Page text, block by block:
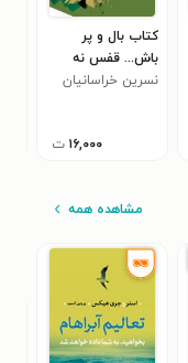
کتاب بال و پر
باش... قفس نه
نسرین خراسانیان
۱۶,۰۰۰ ت
مشاهده همه